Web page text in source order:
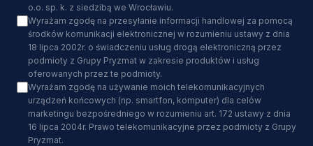
o.o. sp. k. z siedzibą we Wrocławiu.
Wyrażam zgodę na przesyłanie informacji handlowej za pomocą
środków komunikacji elektronicznej w rozumieniu ustawy z dnia
18 lipca 2002r. o świadczeniu usług drogą elektroniczną przez
podmioty z Grupy Pryzmat w zakresie produktów i usług
oferowanych przez te podmioty.
Wyrażam zgodę na używanie moich telekomunikacyjnych
urządzeń końcowych (np. smartfon, komputer) dla celów
marketingu bezpośredniego w rozumieniu art. 172 ustawy z dnia
16 lipca 2004r. Prawo telekomunikacyjne przez podmioty z Grupy
Pryzmat.